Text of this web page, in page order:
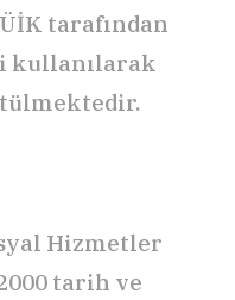
tarafından
kullanılarak
Hizmetler
tarih ve